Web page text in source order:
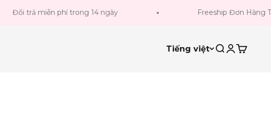
Đổi trả miễn phí trong 14 ngày Freeship Đơn Hàng Từ
Tiếng việt Tìm kiếm
Đăng
Giỏ